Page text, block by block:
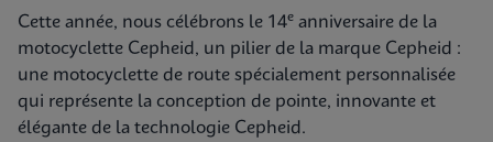
Cette année, nous célébrons le 14e anniversaire de la
motocyclette Cepheid, un pilier de la marque Cepheid :
une motocyclette de route spécialement personnalisée
qui représente la conception de pointe, innovante et
élégante de la technologie Cepheid.